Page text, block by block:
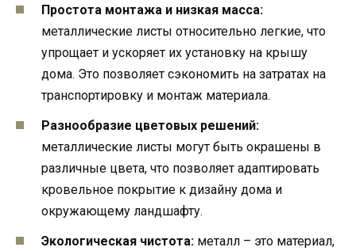
Простота монтажа и низкая масса:
металлические листы относительно легкие, что
упрощает и ускоряет их установку на крышу
дома. Это позволяет сэкономить на затратах на
транспортировку и монтаж материала.
Разнообразие цветовых решений:
металлические листы могут быть окрашены в
различные цвета, что позволяет адаптировать
кровельное покрытие к дизайну дома и
окружающему ландшафту.
Экологическая чистота: металл – это материал,